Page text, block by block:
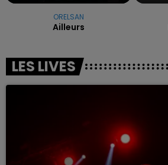
ORELSAN
Ailleurs
LES LIVES